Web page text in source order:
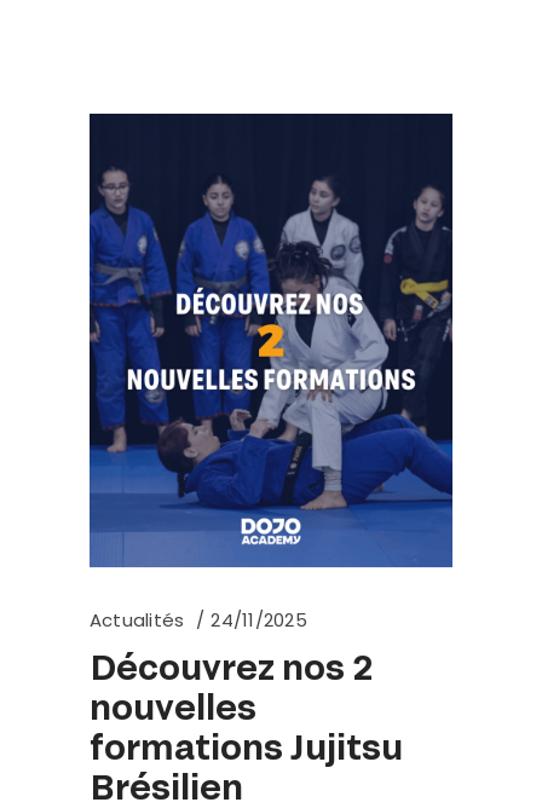
Actualités 24/11/2025
Découvrez nos 2
nouvelles
formations Jujitsu
Brésilien